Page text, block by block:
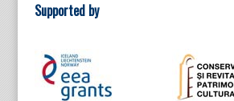
Supported by